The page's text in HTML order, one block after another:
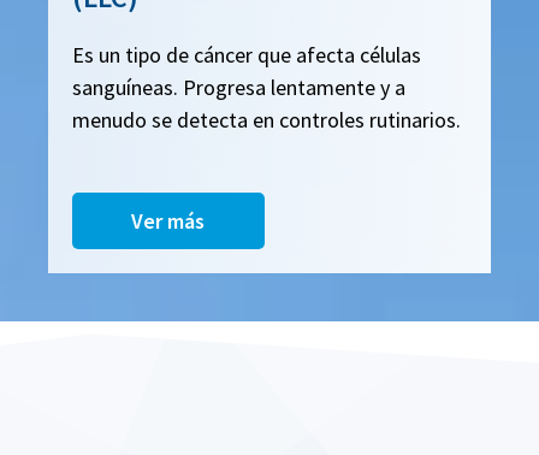
Es un tipo de cáncer que afecta células
sanguíneas. Progresa lentamente y a
menudo se detecta en controles rutinarios.
Ver más